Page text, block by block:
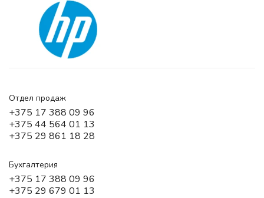
Отдел продаж
+375 17 388 09 96
+375 44 564 01 13
+375 29 861 18 28
Бухгалтерия
+375 17 388 09 96
+375 29 679 01 13